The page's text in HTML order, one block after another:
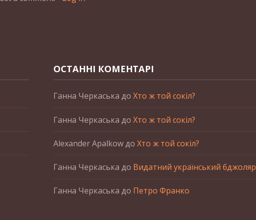
ОСТАННІ КОМЕНТАРІ
Ганна Черкаська до Хто ж той сокіл?
Ганна Черкаська до Хто ж той сокіл?
Alexander Apalkowдо Хто ж той сокіл?
Ганна Черкаська до Видатний український бджоляр
Ганна Черкаська до Петро Франко